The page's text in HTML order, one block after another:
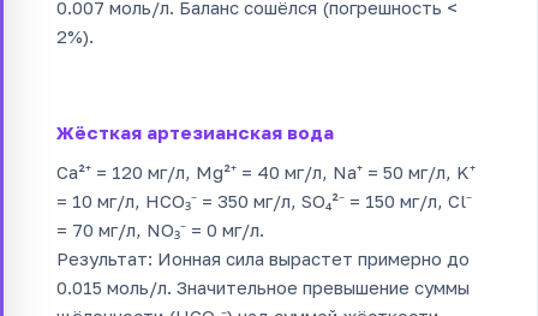
0.007 моль/л. Баланс сошёлся (погрешность <
2%).
Жёсткая артезианская вода
Ca²⁺ = 120 мг/л, Mg²⁺ = 40 мг/л, Na⁺ = 50 мг/л, K⁺
= 10 мг/л, HCO₃⁻ = 350 мг/л, SO₄²⁻ = 150 мг/л, Cl⁻
= 70 мг/л, NO₃⁻ = 0 мг/л.
Результат: Ионная сила вырастет примерно до
0.015 моль/л. Значительное превышение суммы